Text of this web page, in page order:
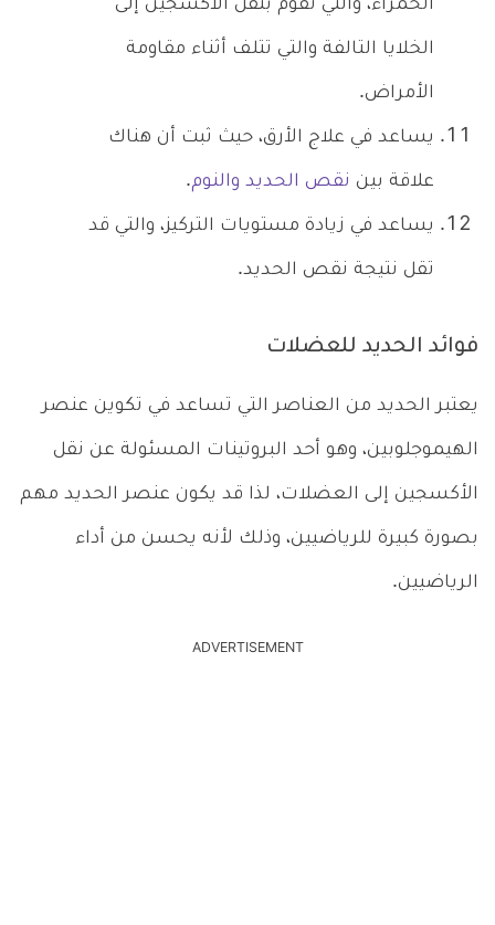
الحمراء، والتي تقوم بنقل الأكسجين إلى
الخلايا التالفة والتي تتلف أثناء مقاومة
الأمراض.
يساعد في علاج الأرق، حيث ثبت أن هناك
علاقة بين نقص الحديد والنوم.
يساعد في زيادة مستويات التركيز، والتي قد
تقل نتيجة نقص الحديد.
فوائد الحديد للعضلات
يعتبر الحديد من العناصر التي تساعد في تكوين عنصر
الهيموجلوبين، وهو أحد البروتينات المسئولة عن نقل
الأكسجين إلى العضلات، لذا قد يكون عنصر الحديد مهم
بصورة كبيرة للرياضيين، وذلك لأنه يحسن من أداء
الرياضيين.
ADVERTISEMENT